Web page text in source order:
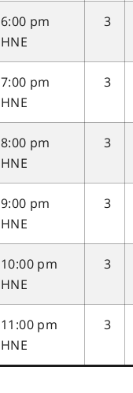
6:00 pm
HNE
3
7:00 pm
HNE
3
8:00 pm
HNE
3
9:00 pm
HNE
3
10:00 pm
HNE
3
11:00 pm
HNE
3